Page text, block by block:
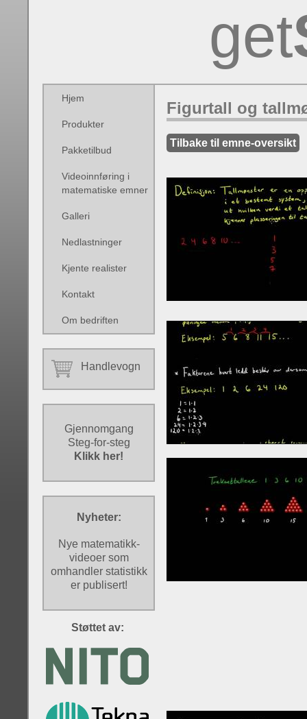
get
Figurtall og
Tilbake til emne-oversikt
Hjem
Produkter
Pakketilbud
Videoinnføring i
matematiske emner
Galleri
Nedlastninger
Kjente realister
Kontakt
Om bedriften
Handlevogn
Gjennomgang
Steg-for-steg
Klikk her!
Nyheter:
Nye matematikk-
videoer som
omhandler statistikk
er publisert!
Støttet av: